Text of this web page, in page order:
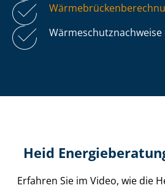
Wär­me­schutz­nach­wei­se
Heid
Erfahren Sie im Video, wie die